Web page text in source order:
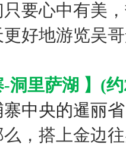
要心中有美
好地游览吴
洞里萨湖 】(
中央的暹丽
，搭上金边